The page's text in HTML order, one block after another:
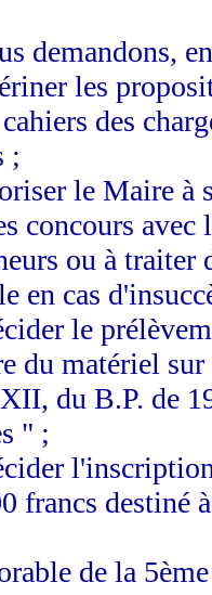
demandons,
les
des
;
le Maire à
concours
ou à traiter
en cas
le
du matériel
du B.P. de
" ;
francs destiné
de la